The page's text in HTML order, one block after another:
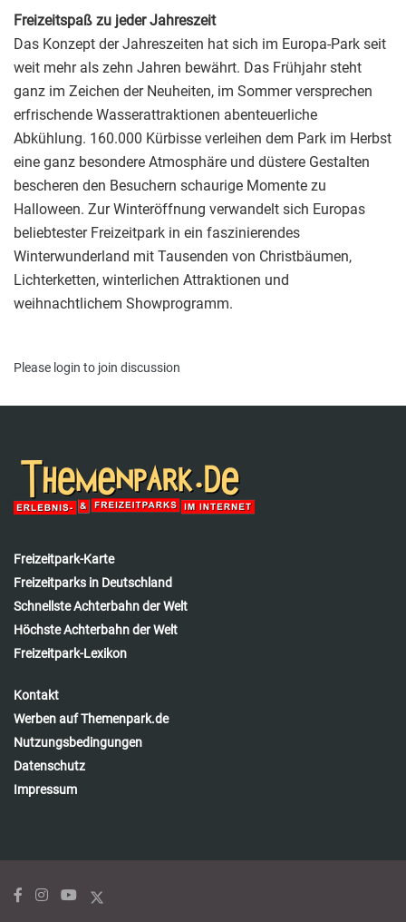
Freizeitspaß zu jeder Jahreszeit
Das Konzept der Jahreszeiten hat sich im Europa-Park seit
weit mehr als zehn Jahren bewährt. Das Frühjahr steht
ganz im Zeichen der Neuheiten, im Sommer versprechen
erfrischende Wasserattraktionen abenteuerliche
Abkühlung. 160.000 Kürbisse verleihen dem Park im Herbst
eine ganz besondere Atmosphäre und düstere Gestalten
bescheren den Besuchern schaurige Momente zu
Halloween. Zur Winteröffnung verwandelt sich Europas
beliebtester Freizeitpark in ein faszinierendes
Winterwunderland mit Tausenden von Christbäumen,
Lichterketten, winterlichen Attraktionen und
weihnachtlichem Showprogramm.
Please login to join discussion
Freizeitpark-Karte
Freizeitparks in Deutschland
Schnellste Achterbahn der Welt
Höchste Achterbahn der Welt
Freizeitpark-Lexikon
Kontakt
Werben auf Themenpark.de
Nutzungsbedingungen
Datenschutz
Impressum